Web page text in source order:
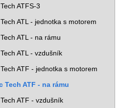
ATFS-3
ATL - jednotka s motorem
ATL - na rámu
ATL - vzdušník
ATF - jednotka s motorem
Tech ATF - na rámu
ATF - vzdušník